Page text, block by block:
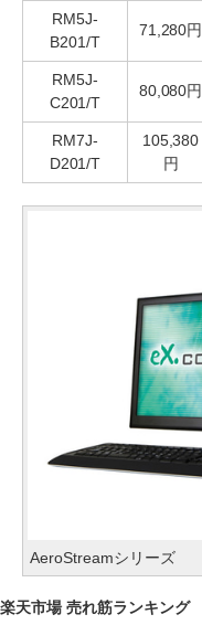
RM5J-
B201/T
71,280円
RM5J-
C201/T
80,080円
RM7J-
D201/T
105,380
円
AeroStreamシリーズ
楽天市場 売れ筋ランキング